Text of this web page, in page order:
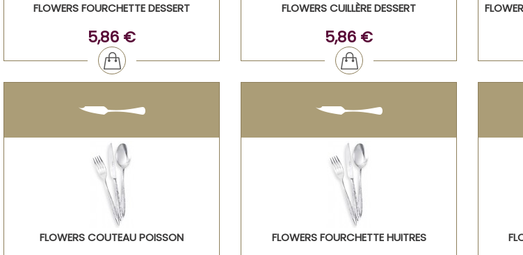
FLOWERS FOURCHETTE DESSERT
5,86 €
FLOWERS CUILLÈRE DESSERT
5,86 €
FLOWERS COUTEAU POISSON FLOWERS FOURCHETTE HUITRES